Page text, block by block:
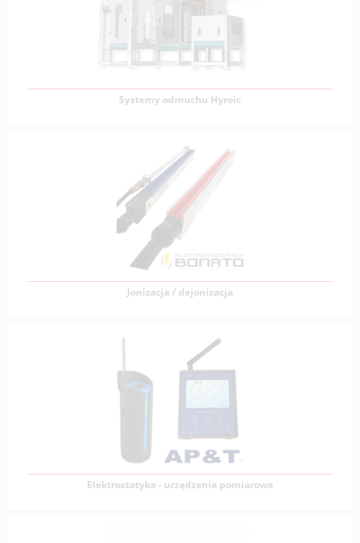
Niskociśnieniowe systemy odmuchowe wykorzystują
powietrze o niskim ciśnieniu, którego źródłem
Systemy odmuchu Hyroic
Systemy odmuchu Hyroic
Wydajność suszenia ma kluczowe znaczenie dla
sprawnego przebiegu produkcji. Gdy systemy suszenia
działają
Zobacz produkty
Jonizacja / dejonizacja
Jonizacja / dejonizacja
Niebezpieczeństwem, które może wywołać różnego
rodzaju problemy w różnych
Zobacz produkty
Elektrostatyka - urządzenia pomiarowe